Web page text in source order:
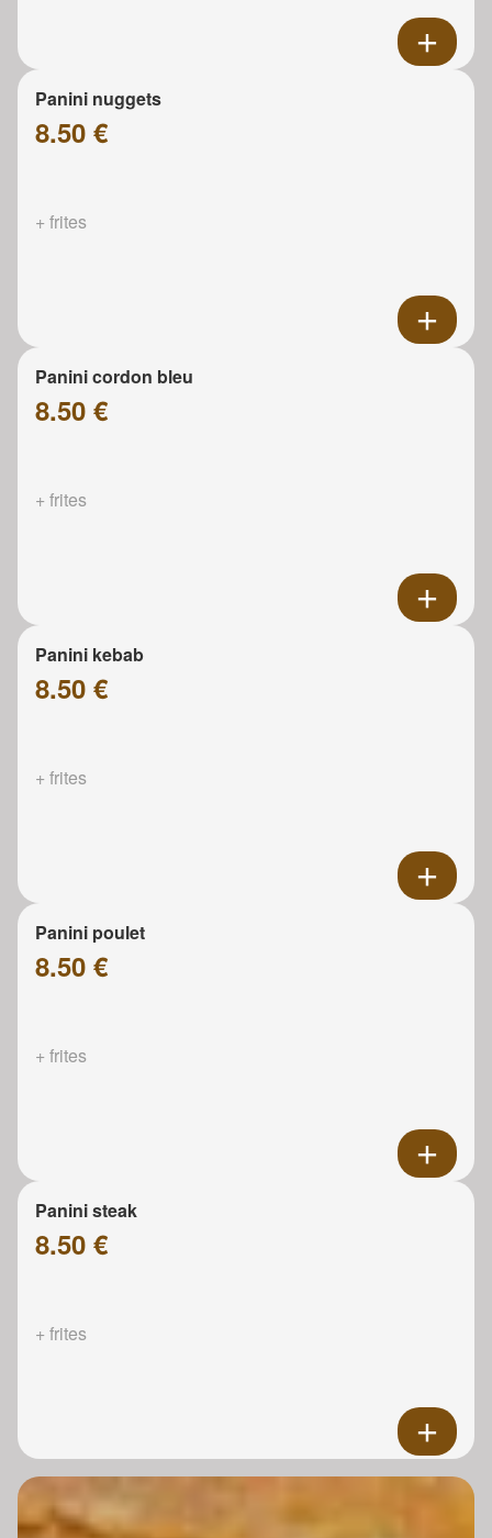
Panini nuggets
8.50 €
+ frites
Panini cordon bleu
8.50 €
+ frites
Panini kebab
8.50 €
+ frites
Panini poulet
8.50 €
+ frites
Panini steak
8.50 €
+ frites